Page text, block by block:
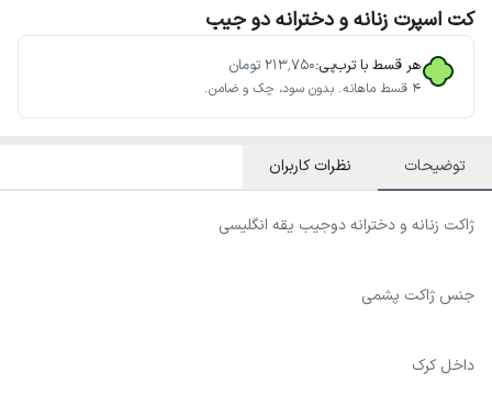
کت اسپرت زنانه و دخترانه دو جیب
هر قسط با ترب‌پی:۲۱۳٬۷۵۰ تومان
۴ قسط ماهانه. بدون سود، چک و ضامن.
توضیحات نظرات کاربران
ژاکت زنانه و دخترانه دوجیب یقه انگلیسی
جنس ژاکت پشمی
داخل کرک